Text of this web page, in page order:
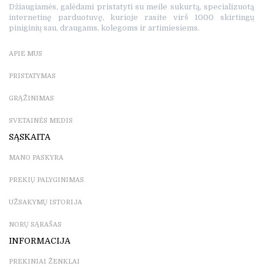
Džiaugiamės, galėdami pristatyti su meile sukurtą, specializuotą
internetinę parduotuvę, kurioje rasite virš 1000 skirtingų
piniginių sau, draugams, kolegoms ir artimiesiems.
APIE MUS
PRISTATYMAS
GRĄŽINIMAS
SVETAINĖS MEDIS
SĄSKAITA
MANO PASKYRA
PREKIŲ PALYGINIMAS
UŽSAKYMŲ ISTORIJA
NORŲ SĄRAŠAS
INFORMACIJA
PREKINIAI ŽENKLAI